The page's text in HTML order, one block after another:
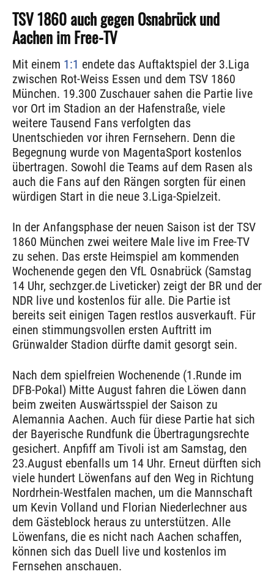
TSV 1860 auch gegen Osnabrück und
Aachen im Free-TV
Mit einem 1:1 endete das Auftaktspiel der 3.Liga
zwischen Rot-Weiss Essen und dem TSV 1860
München. 19.300 Zuschauer sahen die Partie live
vor Ort im Stadion an der Hafenstraße, viele
weitere Tausend Fans verfolgten das
Unentschieden vor ihren Fernsehern. Denn die
Begegnung wurde von MagentaSport kostenlos
übertragen. Sowohl die Teams auf dem Rasen als
auch die Fans auf den Rängen sorgten für einen
würdigen Start in die neue 3.Liga-Spielzeit.
In der Anfangsphase der neuen Saison ist der TSV
1860 München zwei weitere Male live im Free-TV
zu sehen. Das erste Heimspiel am kommenden
Wochenende gegen den VfL Osnabrück (Samstag
14 Uhr, sechzger.de Liveticker) zeigt der BR und der
NDR live und kostenlos für alle. Die Partie ist
bereits seit einigen Tagen restlos ausverkauft. Für
einen stimmungsvollen ersten Auftritt im
Grünwalder Stadion dürfte damit gesorgt sein.
Nach dem spielfreien Wochenende (1.Runde im
DFB-Pokal) Mitte August fahren die Löwen dann
beim zweiten Auswärtsspiel der Saison zu
Alemannia Aachen. Auch für diese Partie hat sich
der Bayerische Rundfunk die Übertragungsrechte
gesichert. Anpfiff am Tivoli ist am Samstag, den
23.August ebenfalls um 14 Uhr. Erneut dürften sich
viele hundert Löwenfans auf den Weg in Richtung
Nordrhein-Westfalen machen, um die Mannschaft
um Kevin Volland und Florian Niederlechner aus
dem Gästeblock heraus zu unterstützen. Alle
Löwenfans, die es nicht nach Aachen schaffen,
können sich das Duell live und kostenlos im
Fernsehen anschauen.